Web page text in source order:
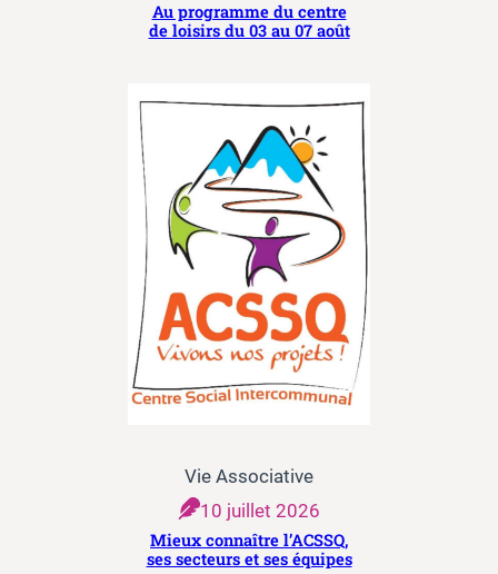
Au programme du centre
de loisirs du 03 au 07 août
Vie Associative
10 juillet 2026
Mieux connaître l’ACSSQ,
ses secteurs et ses équipes